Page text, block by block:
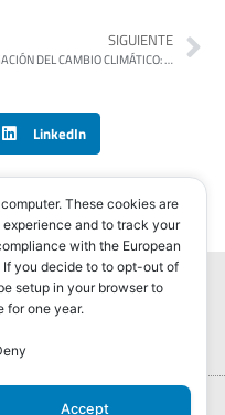
SIGUIENTE
NEGACIÓN DEL CAMBIO CLIMÁTICO: MILEI DEJA FUERA DE LA CUMBRE AMBIENTAL COP19 A LA ARGENTINA
LinkedIn
®2022
These cookies are
and to track your
with the European
you decide to to opt-out of
setup in your browser to
for one year.
Accept